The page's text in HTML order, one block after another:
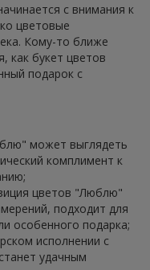
с внимания к
цветовые
Кому-то ближе
как букет цветов
подарок с
может выглядеть
комплимент к
цветов "Люблю"
подходит для
особенного подарка;
исполнении с
удачным